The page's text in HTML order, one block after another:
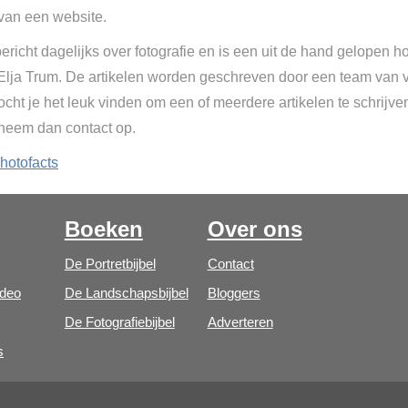
een website.
dagelijks over fotografie en is een uit de hand gelopen
Trum. De artikelen worden geschreven door een team van
je het leuk vinden om een of meerdere artikelen te
dan contact op.
Boeken
De Portretbijbel
De Landschapsbijbel
De Fotografiebijbel
Over ons
Contact
Bloggers
Adverteren